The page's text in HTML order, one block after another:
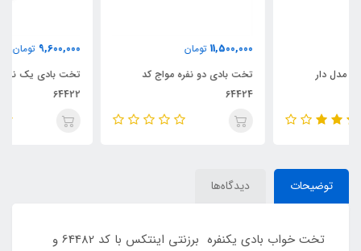
تخت بادی دو نفره مواج کد
تخت بادی یک نفره مواج کد
توضیحات دیدگاه‌ها
تخت خواب بادی یکنفره برزنتی اینتکس با کد 64482 و